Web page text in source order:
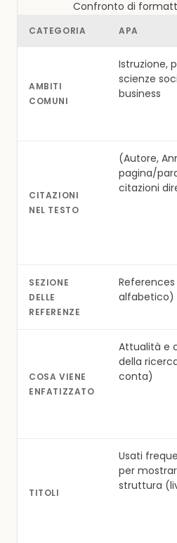
Confronto di
CATEGORIA APA
AMBITI
COMUNI
Istruzione,
scienze
business
CITAZIONI
NEL TESTO
(Autore,
pagina/
citazioni
SEZIONE
DELLE
REFERENZE
alfabetico)
COSA VIENE
ENFATIZZATO
Attualità e
della
conta)
TITOLI
Usati
per
struttura